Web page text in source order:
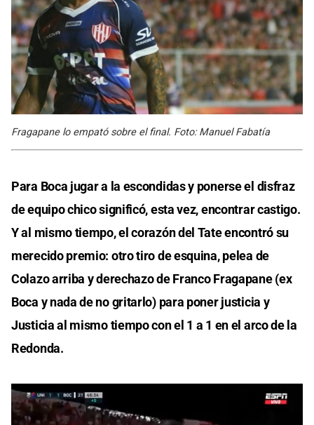
Fragapane lo empató sobre el final. Foto: Manuel Fabatía
Para Boca jugar a la escondidas y ponerse el disfraz
de equipo chico significó, esta vez, encontrar castigo.
Y al mismo tiempo, el corazón del Tate encontró su
merecido premio: otro tiro de esquina, pelea de
Colazo arriba y derechazo de Franco Fragapane (ex
Boca y nada de no gritarlo) para poner justicia y
Justicia al mismo tiempo con el 1 a 1 en el arco de la
Redonda.